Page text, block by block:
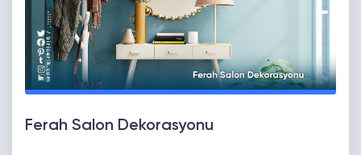
Ferah Salon Dekorasyonu